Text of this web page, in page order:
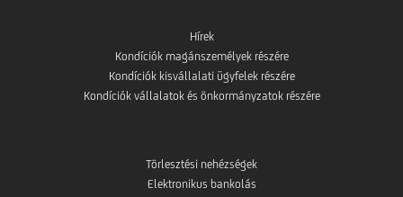
Hírek
Kondíciók magánszemélyek részére
Kondíciók kisvállalati ügyfelek részére
Kondíciók vállalatok és önkormányzatok részére
Törlesztési nehézségek
Elektronikus bankolás